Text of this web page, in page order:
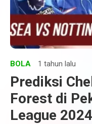
BOLA 1 tahun lalu
Prediksi
Forest di
League